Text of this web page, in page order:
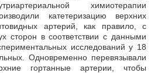
химиотерапии
катетеризацию верхних
артерий, как правило, с
сторон в соответствии с данными
исследований у 18
Одновременно перевязывали
гортанные артерии, чтобы